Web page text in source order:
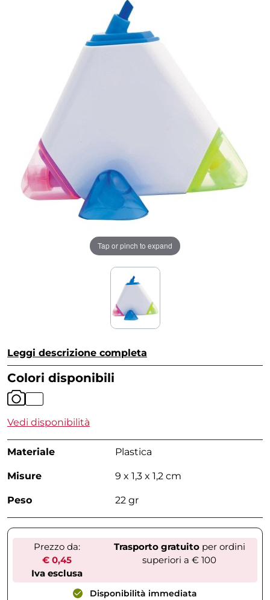
Tap or pinch to expand
Leggi descrizione completa
Colori disponibili
Vedi disponibilità
Materiale Plastica
Misure 9 x 1,3 x 1,2 cm
Peso 22 gr
Prezzo da:
€ 0,45
Iva esclusa
Trasporto gratuitoper ordini
superiori a € 100
Disponibilità immediata